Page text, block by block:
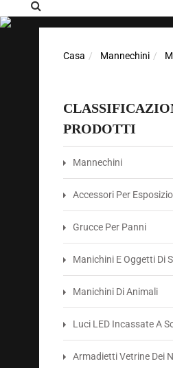
Casa Mannechini
PRODOTTI
Mannechini
Accessori Per
Grucce Per Panni
Manichini E Oggetti Di
Manichini Di Animali
Luci LED Incassate A
Armadietti Vetrine Dei